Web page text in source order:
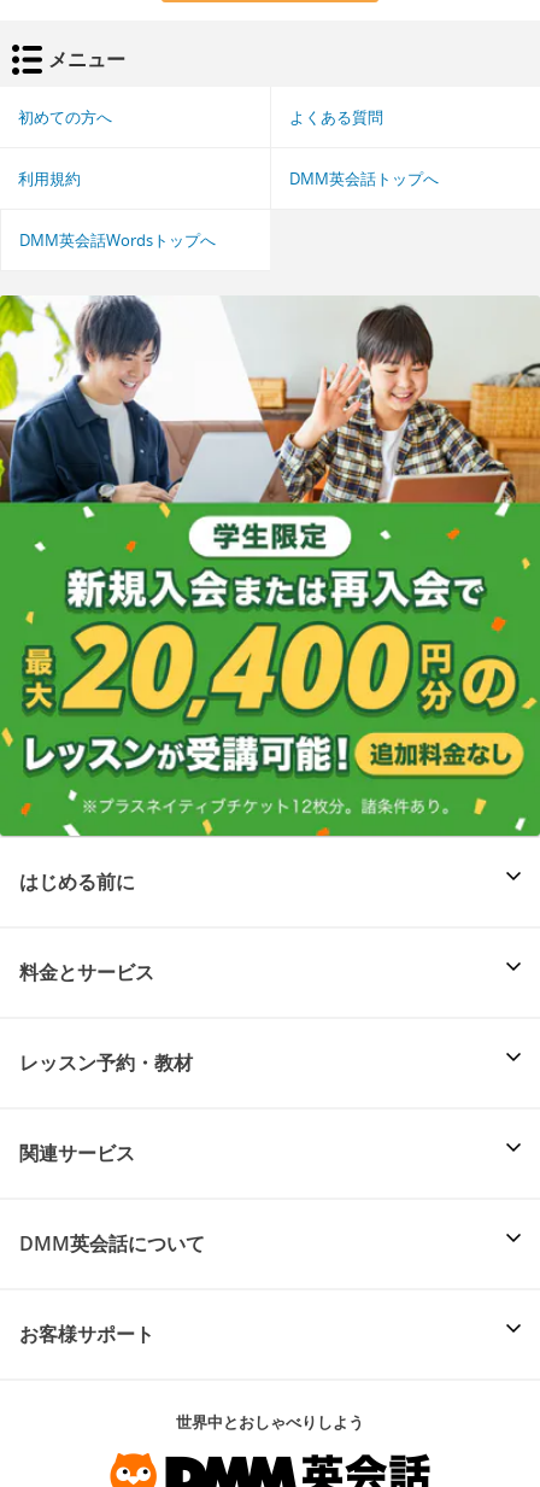
メニュー
初めての方へ よくある質問
利用規約 DMM英会話トップへ
DMM英会話Wordsトップへ
はじめる前に
料金とサービス
レッスン予約・教材
関連サービス
DMM英会話について
お客様サポート
世界中とおしゃべりしよう